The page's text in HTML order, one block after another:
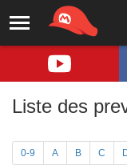
Liste des
0-9 A B C